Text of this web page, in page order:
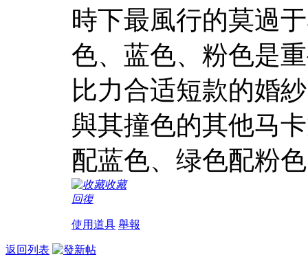
時下最風行的莫過
色、蓝色、粉色是
比力合适短款的婚
與其撞色的其他马
配蓝色、绿色配粉
收藏
回復
使用道具 舉報
返回列表